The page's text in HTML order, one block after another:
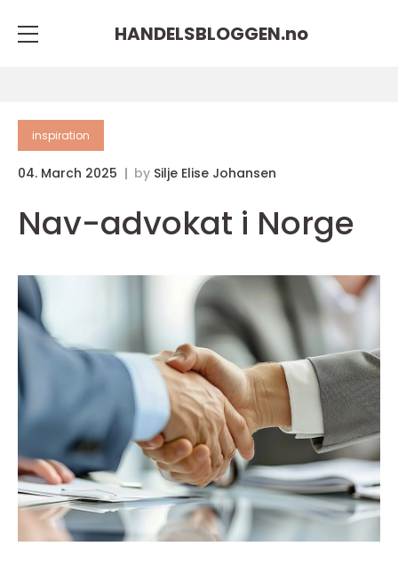
HANDELSBLOGGEN.no
inspiration
04. March 2025 by Silje Elise Johansen
Nav-advokat i Norge